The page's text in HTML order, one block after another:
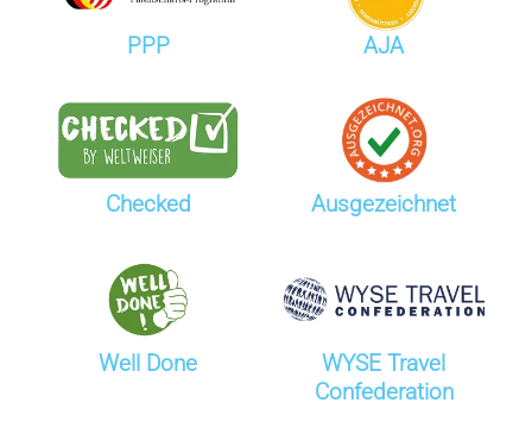
PPP AJA
Checked Ausgezeichnet
Well Done
WYSE Travel
Confederation